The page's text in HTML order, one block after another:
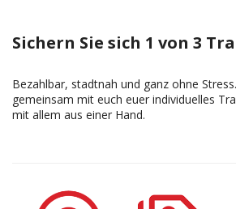
PETTENDORF
REIHENHÄUSER
SCHWABELWEIS
LOHE-NEUKIRCHEN
SONNENGARTEN
LUDWIG-THOMA-STRASSE
DOPPEL- UND REIHENHÄUSER
TEGERNHEIM
KONTAKT
IMPRESSUM
Sichern Sie sich 1 von 3
Bezahlbar, stadtnah und ganz ohne Stress.
gemeinsam mit euch euer individuelles
mit allem aus einer Hand.